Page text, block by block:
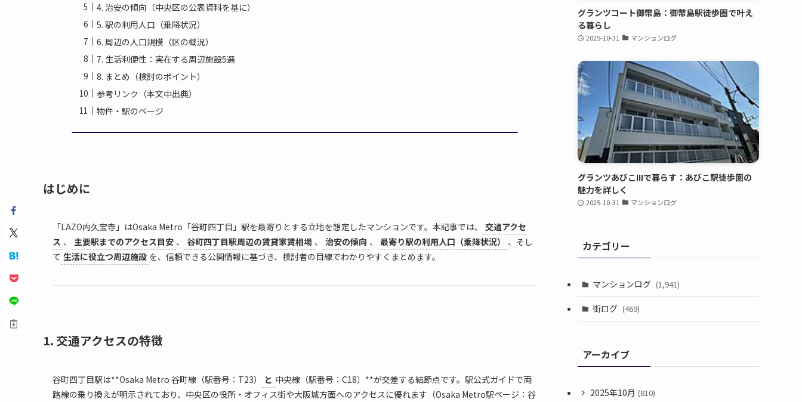
4. 治安の傾向（中央区の公表資料を基に）
5. 駅の利用人口（乗降状況）
6. 周辺の人口規模（区の概況）
7. 生活利便性：実在する周辺施設5選
8. まとめ（検討のポイント）
参考リンク（本文中出典）
物件・駅のページ
はじめに
「LAZO内久宝寺」はOsaka Metro「谷町四丁目」駅を最寄りとする立地を想定したマンションです。本記事では、
交通アクセ
ス 、 主要駅までのアクセス目安 、 谷町四丁目駅周辺の賃貸家賃相場 、 治安の傾向 、 最寄り駅の利用人口（乗降状況）
、そし
て 生活に役立つ周辺施設 を、信頼できる公開情報に基づき、検討者の目線でわかりやすくまとめます。
1. 交通アクセスの特徴
谷町四丁目駅は**Osaka Metro 谷町線（駅番号：T23） と 中央線（駅番号：C18）**が交差する結節点です。駅公式ガイドで両
路線の乗り換えが明示されており、中央区の役所・オフィス街や大阪城方面へのアクセスに優れます（Osaka Metro駅ページ：谷
グランツコート御幣島：御幣島駅徒歩圏で叶え
る暮らし
2025-10-31 マンションログ
グランツあびこIIIで暮らす：あびこ駅徒歩圏の
魅力を詳しく
2025-10-31 マンションログ
カテゴリー
マンションログ (1,941)
街ログ (469)
アーカイブ
2025年10月 (810)